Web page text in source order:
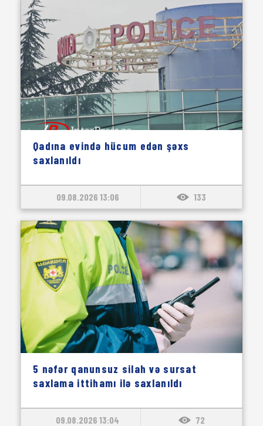
Qadına evində hücum edən şəxs
saxlanıldı
09.08.2026 13:06 133
5 nəfər qanunsuz silah və sursat
saxlama ittihamı ilə saxlanıldı
09.08.2026 13:04 72